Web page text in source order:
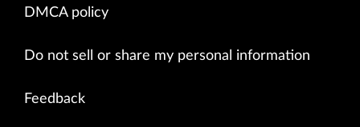
DMCA policy
Do not sell or share my personal information
Feedback